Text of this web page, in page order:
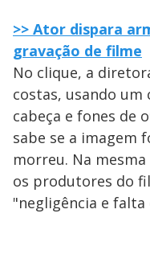
>> Ator dispara
gravação de filme
No clique, a
costas, usando
cabeça e fones de
sabe se a imagem
morreu. Na
os produtores do
"negligência e